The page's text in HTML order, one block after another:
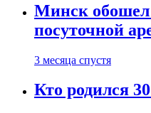
Минск
посуточной
3 месяца спустя
Кто родился